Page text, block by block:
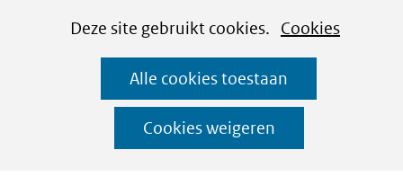
CookiesDeze site gebruikt cookies. Cookies
Alle cookies toestaan
Cookies weigeren
Ga
naar
de
inhoud